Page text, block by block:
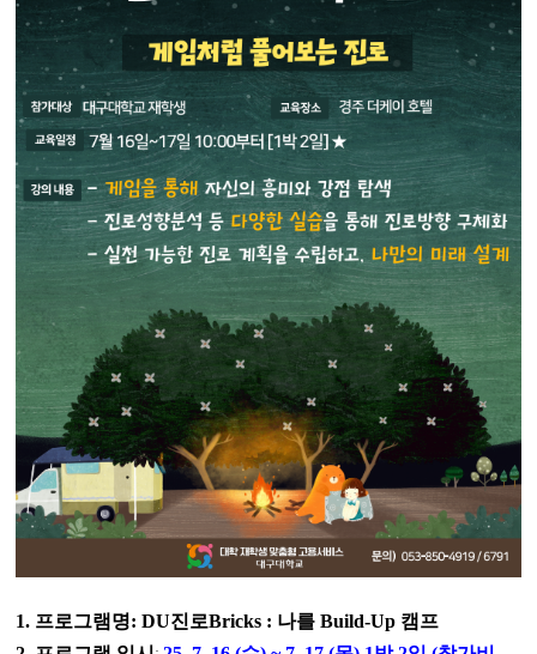
1. 프로그램명: DU진로Bricks : 나를Build-Up 캠프